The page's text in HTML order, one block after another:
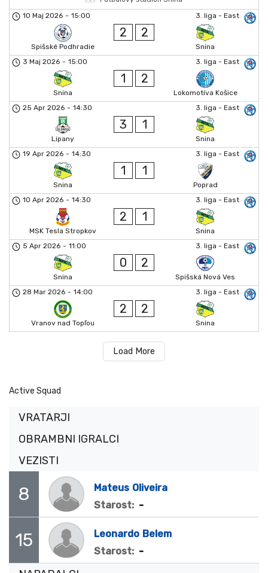
3. liga - East
10 Maj 2026 - 15:00
Spišské Podhradie
2 2
Snina
3. liga - East
3 Maj 2026 - 15:00
Snina
1 2
Lokomotíva Košice
3. liga - East
25 Apr 2026 - 14:30
Lipany
3 1
Snina
3. liga - East
19 Apr 2026 - 14:30
Snina
1 1
Poprad
3. liga - East
10 Apr 2026 - 14:30
MSK Tesla Stropkov
2 1
Snina
3. liga - East
5 Apr 2026 - 11:00
Snina
0 2
Spišská Nová Ves
3. liga - East
28 Mar 2026 - 14:00
Vranov nad Topľou
2 2
Snina
Load More
Active Squad
VRATARJI
OBRAMBNI IGRALCI
VEZISTI
8 Mateus Oliveira
Starost: -
15 Leonardo Belem
Starost: -